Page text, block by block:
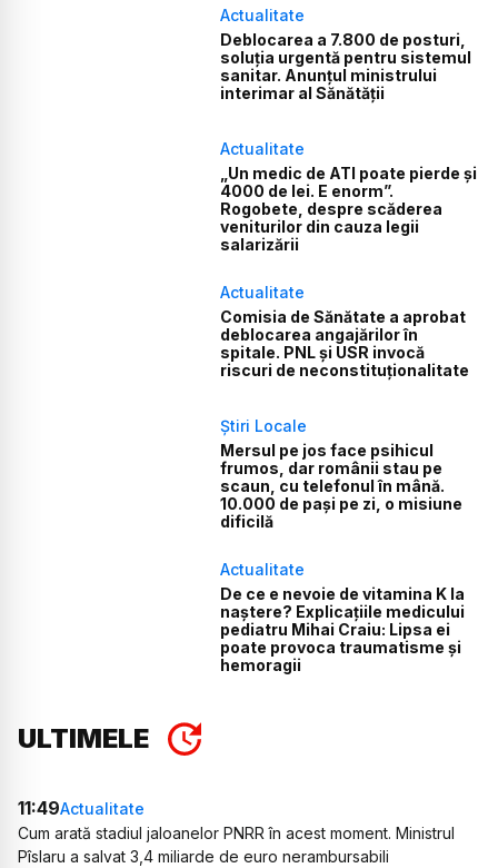
Actualitate
Deblocarea a 7.800 de posturi,
soluția urgentă pentru sistemul
sanitar. Anunțul ministrului
interimar al Sănătății
Actualitate
„Un medic de ATI poate pierde și
4000 de lei. E enorm”.
Rogobete, despre scăderea
veniturilor din cauza legii
salarizării
Actualitate
Comisia de Sănătate a aprobat
deblocarea angajărilor în
spitale. PNL și USR invocă
riscuri de neconstituționalitate
Știri Locale
Mersul pe jos face psihicul
frumos, dar românii stau pe
scaun, cu telefonul în mână.
10.000 de pași pe zi, o misiune
dificilă
Actualitate
De ce e nevoie de vitamina K la
naștere? Explicațiile medicului
pediatru Mihai Craiu: Lipsa ei
poate provoca traumatisme și
hemoragii
ULTIMELE
11:49Actualitate
Cum arată stadiul jaloanelor PNRR în acest moment. Ministrul
Pîslaru a salvat 3,4 miliarde de euro nerambursabili